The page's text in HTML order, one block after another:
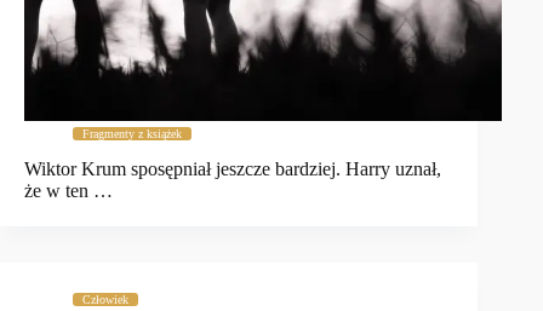
Fragmenty z książek
Wiktor Krum sposępniał jeszcze bardziej. Harry uznał,
że w ten …
Człowiek